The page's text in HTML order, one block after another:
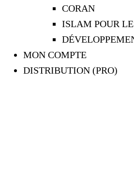
CORAN
ISLAM POUR
MON COMPTE
DISTRIBUTION (PRO)